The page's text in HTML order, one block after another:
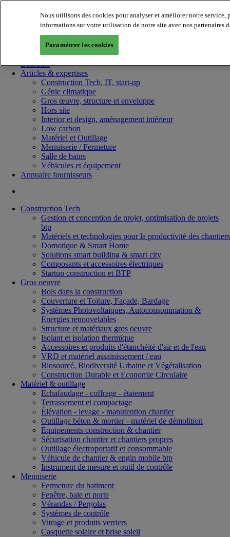
Batiradio
Articles & expertises
Construction Tech, IT, start-up
Génie climatique
Gros œuvre, structure et enveloppe
Hors site
Interior et design, aménagement intérieur
Low carbon
Matériel et Outillage
Menuiserie / Fermeture
Salle de bains
Véhicules et équipement
Annuaire fournisseurs
Construction Tech
Gestion et conception de projet, optimisation de projets
btp
Matériels et technologies pour la productivité des chantiers
Domotique & Smart Home
Solutions smart building & smart city
Composants et accessoires électriques
Startup construction et BTP
Gros oeuvre
Bois dans la construction
Couverture et Toiture, Façade, Bardage
Systèmes Photovoltaiques, Autoconsommation &
Energies renouvelables
Structure et matériaux gros oeuvre
Isolant et isolation thermique
Accessoires et produits d'étanchéité d'air et de l'eau
VRD et matériel assainissement / eau
Biosourcé, Biodiversité Urbaine et Végétalisation
Construction Durable et Economie Circulaire
Matériel & outillage
Echafaudage - coffrage - étaiement
Terrassement et compactage
Élévation - levage - manutention chantier
Outillage béton & mortier - matériel de démolition
Equipements construction & chantier
Sécurisation chantier et chantiers propres
Outillage électroportatif et consommable
Véhicule de chantier & engin mobile btp
Instrument de mesure et outil de contrôle
Menuiserie
Fermeture du batiment
Fenêtre, baie et porte
Vérandas / Pergolas
Systèmes de contrôle
Vitrage et produits verriers
Casquette solaire et brise soleil
Nous utilisons des cookies pour analyser et améliorer notre
informations sur votre utilisation de notre site avec nos partenaires
Paramétrer les cookies